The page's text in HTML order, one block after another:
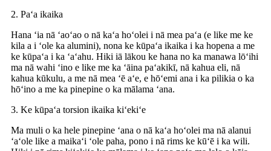
2. Paʻa ikaika
Hana ʻia nā ʻaoʻao o nā kaʻa hoʻolei i nā mea paʻa (e like me ke
kila a i ʻole ka alumini), nona ke kūpaʻa ikaika i ka hopena a me
ke kūpaʻa i ka ʻaʻahu. Hiki iā lākou ke hana no ka manawa lōʻihi
ma nā wahi ʻino e like me ka ʻāina paʻakikī, nā kahua eli, nā
kahua kūkulu, a me nā mea ʻē aʻe, e hōʻemi ana i ka pilikia o ka
hōʻino a me ka pinepine o ka mālama ʻana.
3. Ke kūpaʻa torsion ikaika kiʻekiʻe
Ma muli o ka hele pinepine ʻana o nā kaʻa hoʻolei ma nā alanui
ʻaʻole like a maikaʻi ʻole paha, pono i nā rims ke kūʻē i ka wili.